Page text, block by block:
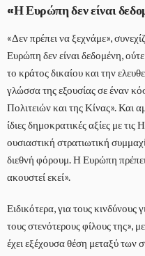
«Η Ευρώπη δεν είναι
«Δεν πρέπει να ξεχνάμε»,
Ευρώπη δεν είναι δεδομένη,
το κράτος δικαίου και την
γλώσσα της εξουσίας σε έναν
Πολιτειών και της Κίνας». Και
ίδιες δημοκρατικές αξίες με
ουσιαστική στρατιωτική
διεθνή φόρουμ. Η Ευρώπη
ακουστεί εκεί».
Ειδικότερα, για τους κινδύνους
τους στενότερους φίλους της»,
έχει εξέχουσα θέση μεταξύ των